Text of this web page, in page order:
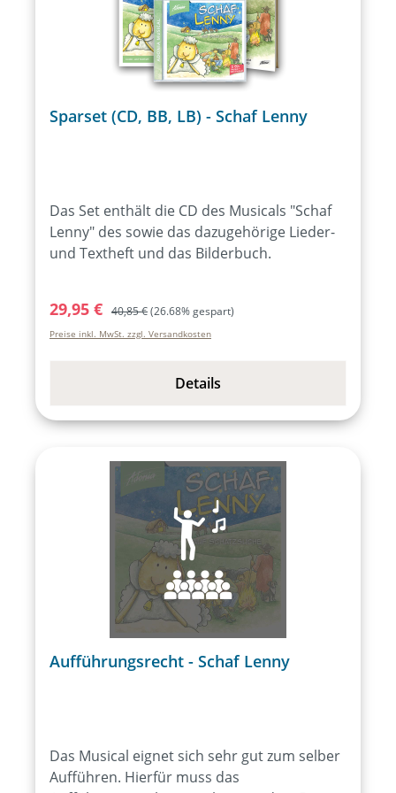
Sparset (CD, BB, LB) - Schaf Lenny
Das Set enthält die CD des Musicals "Schaf
Lenny" des sowie das dazugehörige Lieder-
und Textheft und das Bilderbuch.
Verkaufspreis:
29,95 € Regulärer Preis:
40,85 €(26.68% gespart)
Preise inkl. MwSt. zzgl. Versandkosten
Details
Aufführungsrecht - Schaf Lenny
Das Musical eignet sich sehr gut zum selber
Aufführen. Hierfür muss das